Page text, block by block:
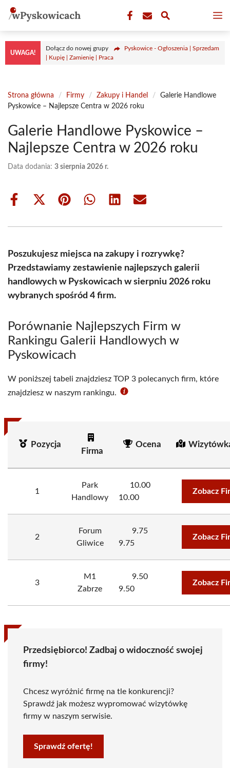
Przejdź
treści
UWAGA!
Dołącz do nowej grupy
Pyskowice - Ogłoszenia | Sprzedam
| Kupię | Zamienię | Praca
Strona główna / Firmy / Zakupy i Handel /
Galerie Handlowe
Pyskowice – Najlepsze Centra w 2026 roku
Galerie Handlowe Pyskowice –
Najlepsze Centra w 2026 roku
Data dodania: 3 sierpnia 2026 r.
Share
Share
(Twitter)
Share Share Share Share
Poszukujesz miejsca na zakupy i rozrywkę?
Przedstawiamy zestawienie najlepszych galerii
handlowych w Pyskowicach w sierpniu 2026 roku
wybranych spośród 4 firm.
Porównanie Najlepszych Firm w
Rankingu Galerii Handlowych w
Pyskowicach
W poniższej tabeli znajdziesz TOP 3 polecanych firm, które
znajdziesz w naszym rankingu.
Pozycja
Firma
Ocena
1
Park
Handlowy
10.00
10.00
Zobacz
2
Forum
Gliwice
9.75
9.75
Zobacz
3
M1
Zabrze
9.50
9.50
Zobacz
Przedsiębiorco! Zadbaj o widoczność swojej
firmy!
Chcesz wyróżnić firmę na tle konkurencji?
Sprawdź jak możesz wypromować wizytówkę
firmy w naszym serwisie.
Sprawdź ofertę!